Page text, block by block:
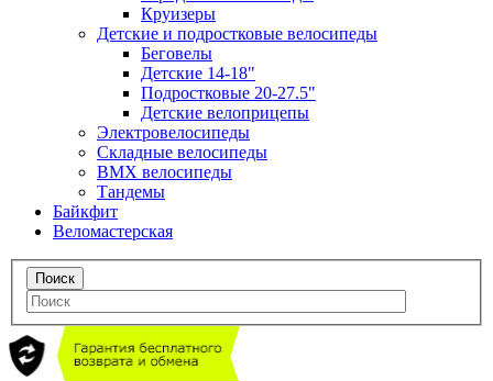
Круизеры
Детские и подростковые велосипеды
Беговелы
Детские 14-18"
Подростковые 20-27.5"
Детские велоприцепы
Электровелосипеды
Складные велосипеды
BMX велосипеды
Тандемы
Байкфит
Веломастерская